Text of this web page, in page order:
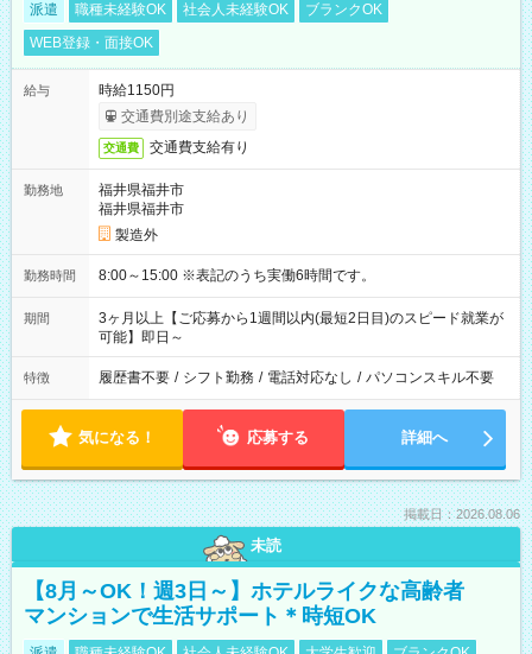
派遣 職種未経験OK 社会人未経験OK
ブランクOK
WEB登録・面接OK
給与
時給1150円
交通費別途支給あり
交通費 交通費支給有り
勤務地
福井県福井市
福井県福井市
製造外
勤務時間 8:00～15:00 ※表記のうち実働6時間です。
期間
3ヶ月以上【ご応募から1週間以内(最短2日目)のスピード就業が
可能】即日～
特徴 履歴書不要 / シフト勤務 / 電話対応なし / パソコンスキル不要
気になる！ 応募する 詳細へ
掲載日：2026.08.06
未読
【8月～OK！週3日～】ホテルライクな高齢者
マンションで生活サポート＊時短OK